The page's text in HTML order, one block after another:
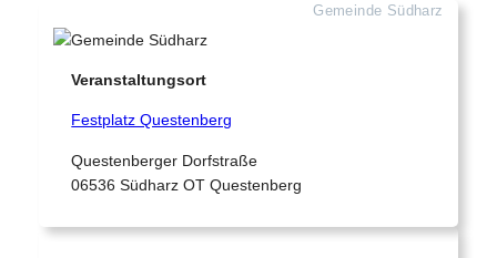
Gemeinde Südharz
Veranstaltungsort
Festplatz Questenberg
Questenberger Dorfstraße
06536 Südharz OT Questenberg